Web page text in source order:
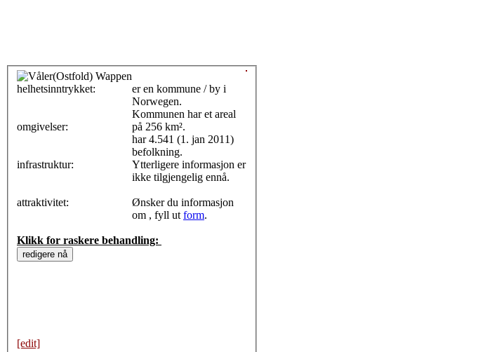
helhetsinntrykket:
omgivelser:
infrastruktur:
attraktivitet:
er en kommune / by i
Norwegen.
Kommunen har et areal
på 256 km².
har 4.541 (1. jan 2011)
befolkning.
Ytterligere informasjon er
ikke tilgjengelig ennå.
Ønsker du informasjon
om , fyll ut form.
Klikk for raskere behandling:
[edit]